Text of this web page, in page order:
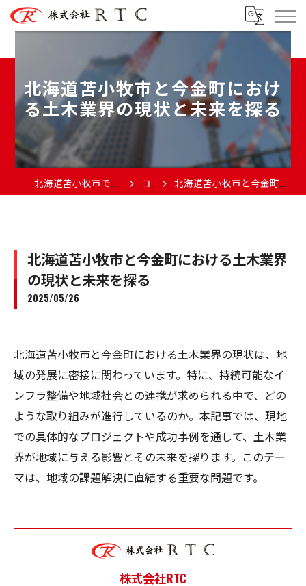
北海道苫小牧市と今金町におけ
る土木業界の現状と未来を探る
北海道苫小牧市で土木の求人なら株式会社RTC コラム 北海道苫小牧市と今金町における土木業界の現状と未来を探る
北海道苫小牧市と今金町における土木業界
の現状と未来を探る
2025/05/26
北海道苫小牧市と今金町における土木業界の現状は、地
域の発展に密接に関わっています。特に、持続可能なイ
ンフラ整備や地域社会との連携が求められる中で、どの
ような取り組みが進行しているのか。本記事では、現地
での具体的なプロジェクトや成功事例を通して、土木業
界が地域に与える影響とその未来を探ります。このテー
マは、地域の課題解決に直結する重要な問題です。
株式会社RTC